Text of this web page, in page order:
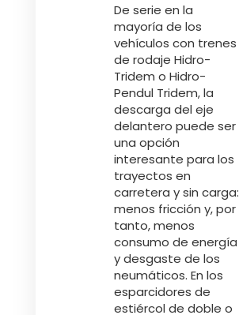
De serie en la
mayoría de los
vehículos con trenes
de rodaje Hidro-
Tridem o Hidro-
Pendul Tridem, la
descarga del eje
delantero puede ser
una opción
interesante para los
trayectos en
carretera y sin carga:
menos fricción y, por
tanto, menos
consumo de energía
y desgaste de los
neumáticos. En los
esparcidores de
estiércol de doble o